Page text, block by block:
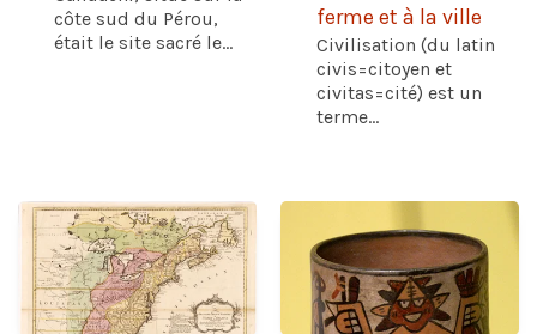
côte sud du Pérou,
était le site sacré le...
ferme et à la ville
Civilisation (du latin
civis=citoyen et
civitas=cité) est un
terme...